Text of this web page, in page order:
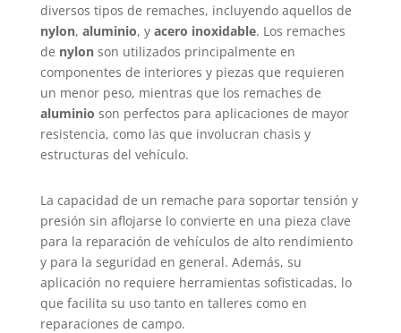
diversos tipos de remaches, incluyendo aquellos de
nylon, aluminio, y acero inoxidable. Los remaches
de nylonson utilizados principalmente en
componentes de interiores y piezas que requieren
un menor peso, mientras que los remaches de
aluminio son perfectos para aplicaciones de mayor
resistencia, como las que involucran chasis y
estructuras del vehículo.
La capacidad de un remache para soportar tensión y
presión sin aflojarse lo convierte en una pieza clave
para la reparación de vehículos de alto rendimiento
y para la seguridad en general. Además, su
aplicación no requiere herramientas sofisticadas, lo
que facilita su uso tanto en talleres como en
reparaciones de campo.